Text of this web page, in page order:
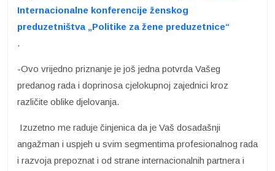
Internacionalne konferencije ženskog
preduzetništva „Politike za žene preduzetnice“
.
-Ovo vrijedno priznanje je još jedna potvrda Vašeg
predanog rada i doprinosa cjelokupnoj zajednici kroz
različite oblike djelovanja.
Izuzetno me raduje činjenica da je Vaš dosadašnji
angažman i uspjeh u svim segmentima profesionalnog rada
i razvoja prepoznat i od strane internacionalnih partnera i